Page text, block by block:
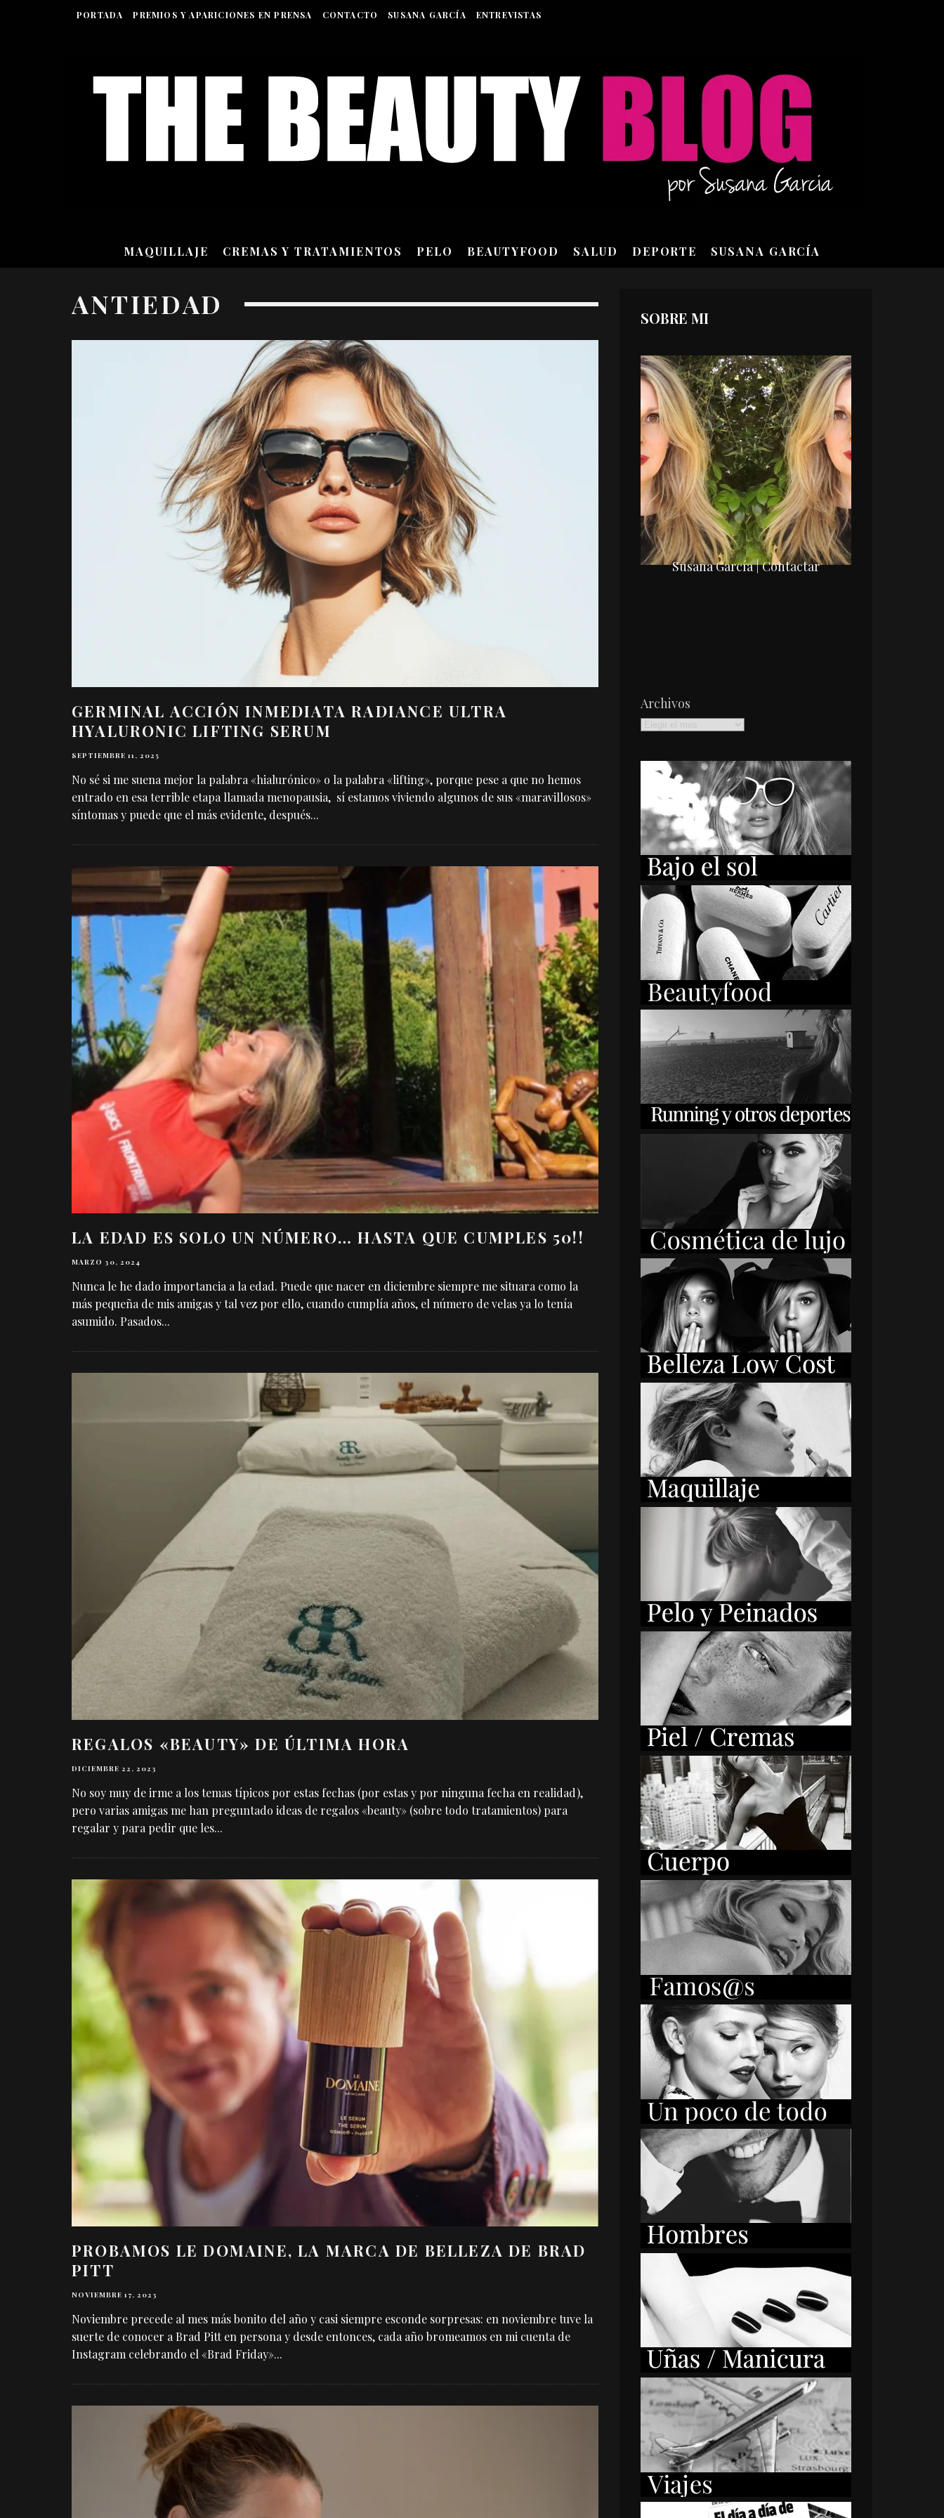
PORTADA PREMIOS Y APARICIONES EN PRENSA CONTACTO SUSANA GARCÍA ENTREVISTAS
MAQUILLAJE CREMAS Y TRATAMIENTOS PELO BEAUTYFOOD SALUD DEPORTE SUSANA GARCÍA
ANTIEDAD
GERMINAL ACCIÓN INMEDIATA RADIANCE ULTRA
HYALURONIC LIFTING SERUM
SEPTIEMBRE 11, 2025
No sé si me suena mejor la palabra «hialurónico» o la palabra «lifting», porque pese a que no hemos
entrado en esa terrible etapa llamada menopausia, sí estamos viviendo algunos de sus «maravillosos»
síntomas y puede que el más evidente, después...
LA EDAD ES SOLO UN NÚMERO… HASTA QUE CUMPLES 50!!
MARZO 30, 2024
Nunca le he dado importancia a la edad. Puede que nacer en diciembre siempre me situara como la
más pequeña de mis amigas y tal vez por ello, cuando cumplía años, el número de velas ya lo tenía
asumido. Pasados...
REGALOS «BEAUTY» DE ÚLTIMA HORA
DICIEMBRE 22, 2023
No soy muy de irme a los temas típicos por estas fechas (por estas y por ninguna fecha en realidad),
pero varias amigas me han preguntado ideas de regalos «beauty» (sobre todo tratamientos) para
regalar y para pedir que les...
PROBAMOS LE DOMAINE, LA MARCA DE BELLEZA DE BRAD
PITT
NOVIEMBRE 17, 2023
Noviembre precede al mes más bonito del año y casi siempre esconde sorpresas: en noviembre tuve la
suerte de conocer a Brad Pitt en persona y desde entonces, cada año bromeamos en mi cuenta de
Instagram celebrando el «Brad Friday»...
SOBRE MI
Susana García | Contactar
Archivos